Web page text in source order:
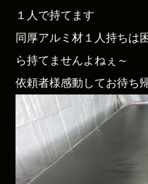
１人で持てます
同厚アルミ材１人持ちは
ら持てませんよねぇ～
依頼者様感動してお待ち